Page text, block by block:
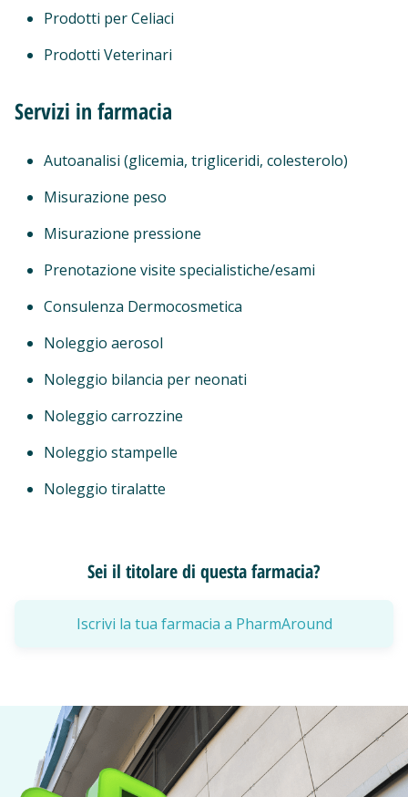
Prodotti per Celiaci
Prodotti Veterinari
Servizi in farmacia
Autoanalisi (glicemia, trigliceridi, colesterolo)
Misurazione peso
Misurazione pressione
Prenotazione visite specialistiche/esami
Consulenza Dermocosmetica
Noleggio aerosol
Noleggio bilancia per neonati
Noleggio carrozzine
Noleggio stampelle
Noleggio tiralatte
Sei il titolare di questa farmacia?
Iscrivi la tua farmacia a PharmAround